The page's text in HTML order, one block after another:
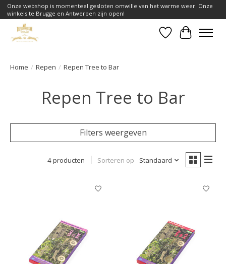
Onze webshop is momenteel gesloten omwille van het warme weer. Onze
winkels te Brugge en Antwerpen zijn open!
Verlanglijst
Home / Repen / Repen Tree to Bar
Repen Tree to Bar
Filters weergeven
4 producten Sorteren op Standaard